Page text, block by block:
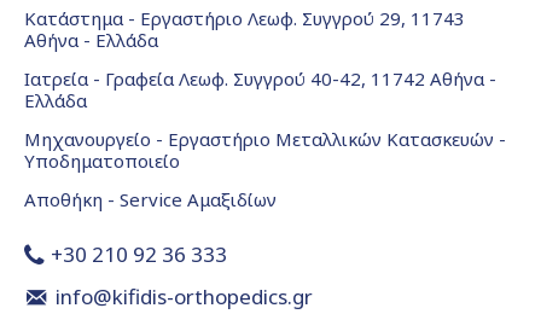
Κατάστημα - Εργαστήριο Λεωφ. Συγγρού 29, 11743
Αθήνα - Ελλάδα
Ιατρεία - Γραφεία Λεωφ. Συγγρού 40-42, 11742 Αθήνα -
Ελλάδα
Μηχανουργείο - Εργαστήριο Μεταλλικών Κατασκευών -
Υποδηματοποιείο
Αποθήκη - Service Αμαξιδίων
+30 210 92 36 333
info@kifidis-orthopedics.gr